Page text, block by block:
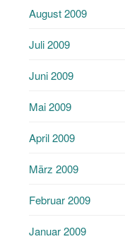
August 2009
Juli 2009
Juni 2009
Mai 2009
April 2009
März 2009
Februar 2009
Januar 2009